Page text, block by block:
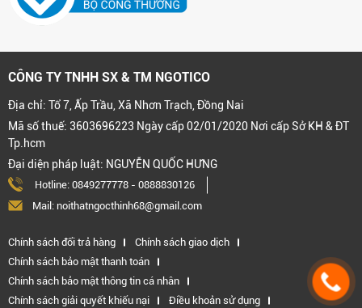
CÔNG TY TNHH SX & TM NGOTICO
Địa chỉ: Tổ 7, Ấp Trầu, Xã Nhơn Trạch, Đồng Nai
Mã số thuế: 3603696223 Ngày cấp 02/01/2020 Nơi cấp Sở KH & ĐT
Tp.hcm
Đại diện pháp luật: NGUYỄN QUỐC HƯNG
Hotline: 0849277778 - 0888830126
Mail: noithatngocthinh68@gmail.com
Chính sách đổi trả hàng
Chính sách giao dịch
Chính sách bảo mật thanh toán
Chính sách bảo mật thông tin cá nhân
Chính sách giải quyết khiếu nại
Điều khoản sử dụng